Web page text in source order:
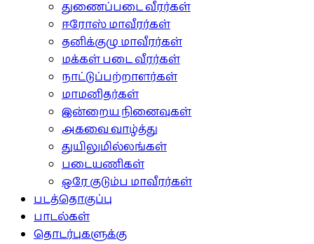
துணைப்படை வீரர்கள்
ஈரோஸ் மாவீரர்கள்
தனிக்குழு மாவீரர்கள்
மக்கள் படை வீரர்கள்
நாட்டுப்பற்றாளர்கள்
மாமனிதர்கள்
இன்றைய நினைவுகள்
அகவை வாழ்த்து
துயிலுமில்லங்கள்
படையணிகள்
ஒரே குடும்ப மாவீரர்கள்
படத்தொகுப்பு
பாடல்கள்
தொடர்புகளுக்கு